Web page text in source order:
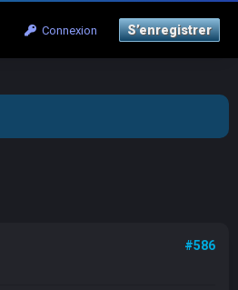
Connexion S’enregistrer
#586